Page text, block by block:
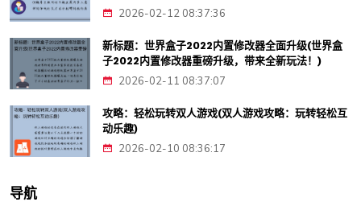
2026-02-12 08:37:36
新标题：世界盒子2022内置修改器全面升级(世界盒
子2022内置修改器重磅升级，带来全新玩法！)
2026-02-11 08:37:07
攻略：轻松玩转双人游戏(双人游戏攻略：玩转轻松互
动乐趣)
2026-02-10 08:36:17
导航